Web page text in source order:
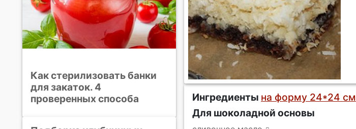
Ингредиенты на форму 24*24 см
Для шоколадной основы
Как стерилизовать банки
для закаток. 4
проверенных способа